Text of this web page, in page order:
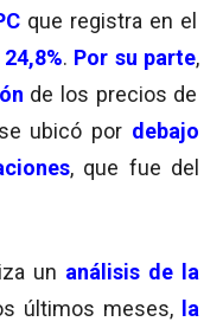
que registra en el
. Por su parte,
de los precios de
ubicó por debajo
, que fue del
un análisis de la
últimos meses,
la